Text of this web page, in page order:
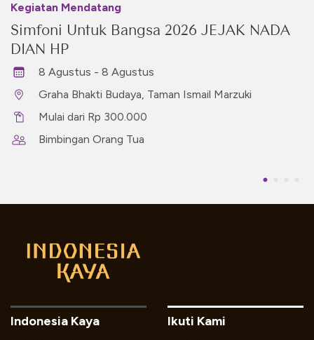
Kegiatan Mendatang
Simfoni Untuk Bangsa 2026 JEJAK NADA
DIAN HP
8 Agustus - 8 Agustus
Graha Bhakti Budaya, Taman Ismail Marzuki
Mulai dari Rp 300.000
Bimbingan Orang Tua
Indonesia Kaya Ikuti Kami